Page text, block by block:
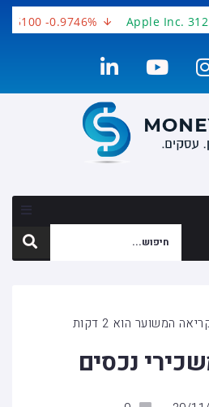
-0.9746% Apple Inc.
המשוער הוא 2 דקות
נכסים